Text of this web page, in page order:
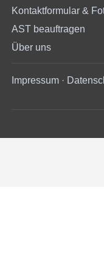
Kontaktformular &
AST beauftragen
Über uns
Impressum ·